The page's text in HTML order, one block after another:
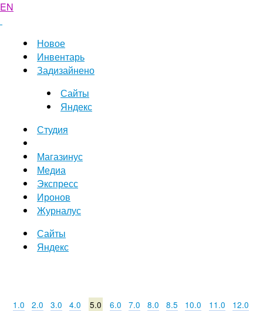
EN
Новое
Инвентарь
Задизайнено
Сайты
Яндекс
Студия
Магазинус
Медиа
Экспресс
Иронов
Журналус
Сайты
Яндекс
1.0 2.0 3.0 4.0 5.0 6.0 7.0 8.0 8.5 10.0 11.0 12.0